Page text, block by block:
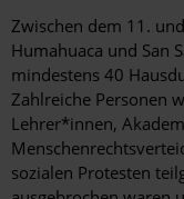
Zwischen dem 11.
Humahuaca und San
mindestens 40
Zahlreiche Personen
Lehrer*innen,
sozialen Protesten